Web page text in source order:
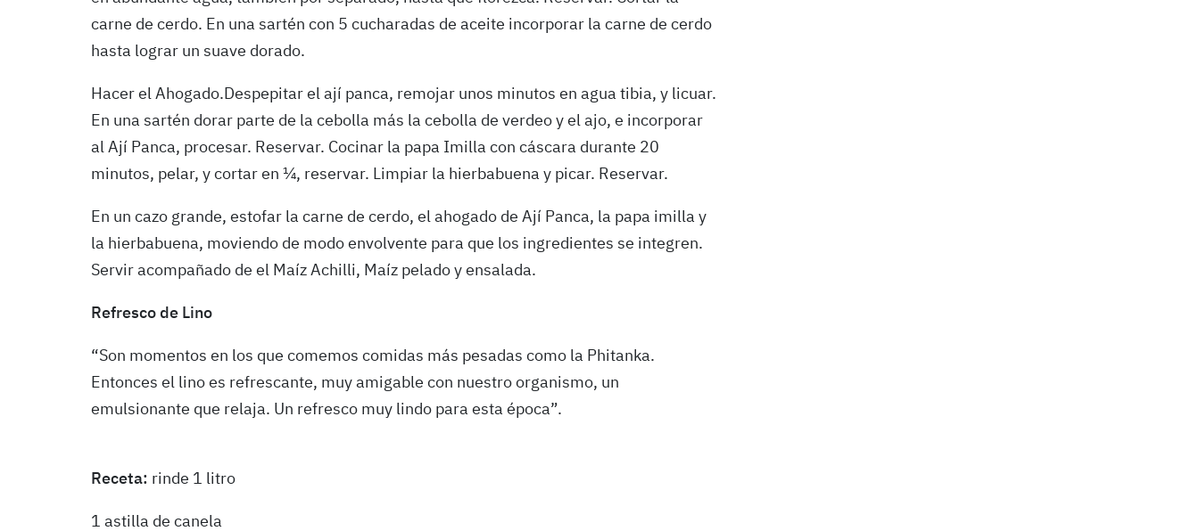
carne de cerdo. En una sartén con 5 cucharadas de aceite incorporar la carne de cerdo
hasta lograr un suave dorado.
Hacer el Ahogado.Despepitar el ají panca, remojar unos minutos en agua tibia, y licuar.
En una sartén dorar parte de la cebolla más la cebolla de verdeo y el ajo, e incorporar
al Ají Panca, procesar. Reservar. Cocinar la papa Imilla con cáscara durante 20
minutos, pelar, y cortar en ¼, reservar. Limpiar la hierbabuena y picar. Reservar.
En un cazo grande, estofar la carne de cerdo, el ahogado de Ají Panca, la papa imilla y
la hierbabuena, moviendo de modo envolvente para que los ingredientes se integren.
Servir acompañado de el Maíz Achilli, Maíz pelado y ensalada.
Refresco de Lino
“Son momentos en los que comemos comidas más pesadas como la Phitanka.
Entonces el lino es refrescante, muy amigable con nuestro organismo, un
emulsionante que relaja. Un refresco muy lindo para esta época”.
Receta: rinde 1 litro
1 astilla de canela